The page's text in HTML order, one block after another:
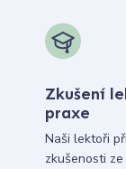
Zkušení
praxe
Naši lektoři
zkušenosti